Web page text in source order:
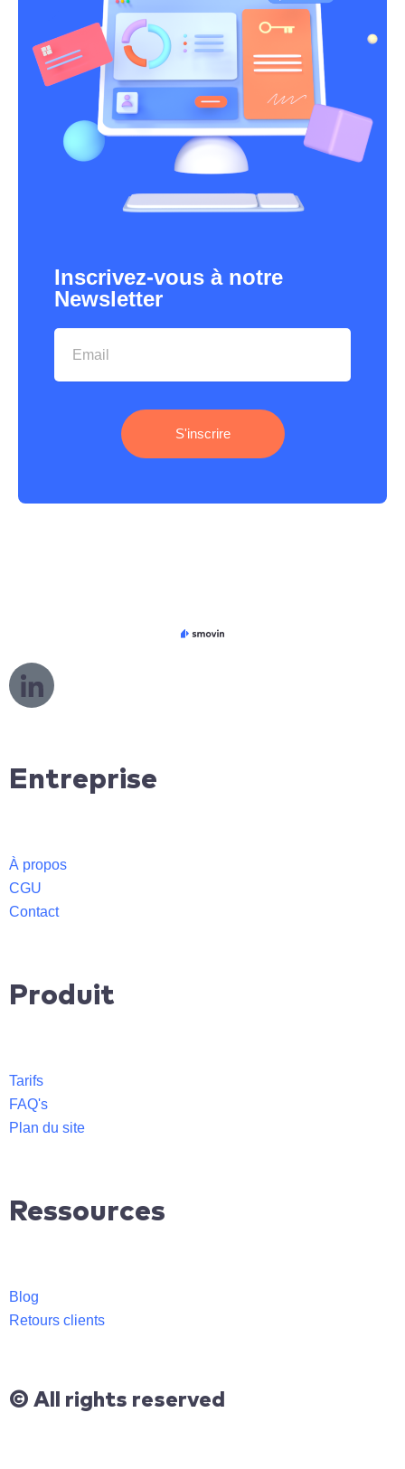
Inscrivez-vous à notre
Newsletter
S'inscrire
L
o
i
d
i
n
Entreprise
À propos
CGU
Contact
Produit
Tarifs
FAQ's
Plan du site
Ressources
Blog
Retours clients
© All rights reserved